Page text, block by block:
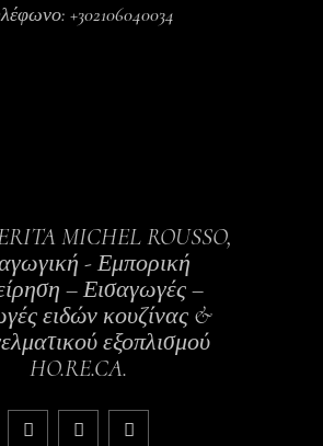
+302106040034
MICHEL ROUSSO,
- Εμπορική
– Εισαγωγές –
ειδών κουζίνας &
εξοπλισμού
HO.RE.CA.